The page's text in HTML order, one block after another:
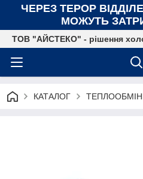
ЧЕРЕЗ ТЕРОР
МОЖУТЬ
ТОВ "АЙСТЕКО" - рішення
КАТАЛОГ